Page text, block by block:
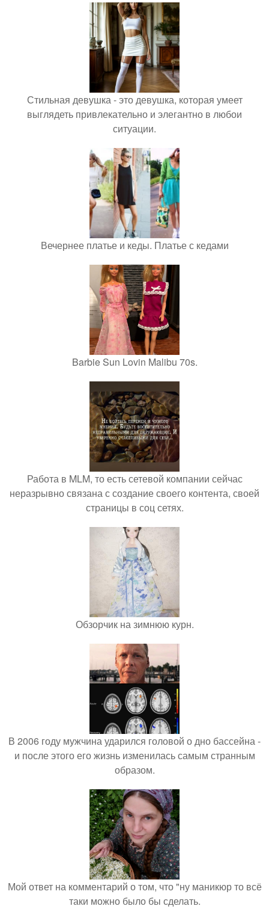
Стильная девушка - это девушка, которая умеет
выглядеть привлекательно и элегантно в любои
ситуации.
Вечернее платье и кеды. Платье с кедами
Barbie Sun Lovin Malibu 70s.
Работа в MLM, то есть сетевой компании сейчас
неразрывно связана с создание своего контента, своей
страницы в соц сетях.
Обзорчик на зимнюю курн.
В 2006 году мужчина ударился головой о дно бассейна -
и после этого его жизнь изменилась самым странным
образом.
Мой ответ на комментарий о том, что "ну маникюр то всё
таки можно было бы сделать.